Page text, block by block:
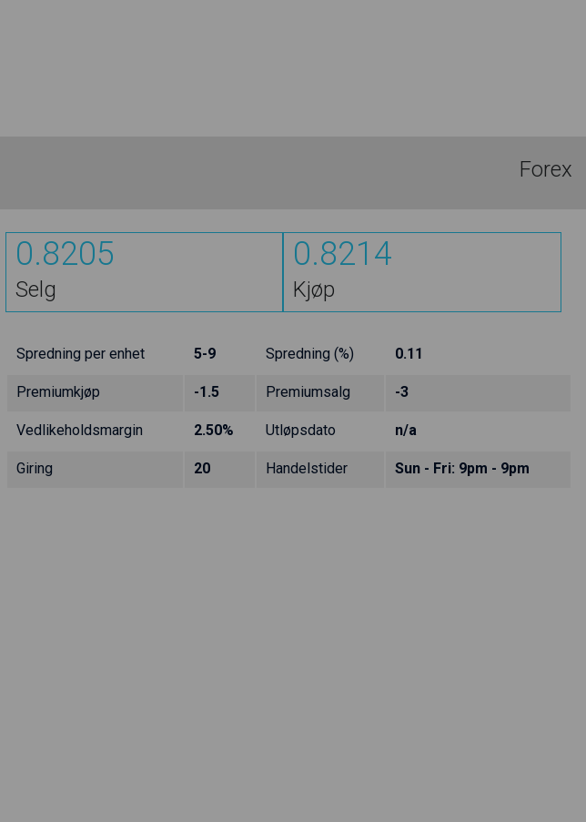
Forex
0.8205
Selg
0.8214
Kjøp
Spredning per enhet 5-9 Spredning (%) 0.11
Premiumkjøp -1.5 Premiumsalg -3
Vedlikeholdsmargin 2.50% Utløpsdato n/a
Giring 20 Handelstider Sun - Fri: 9pm - 9pm